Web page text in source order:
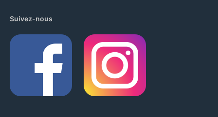
Suivez-nous